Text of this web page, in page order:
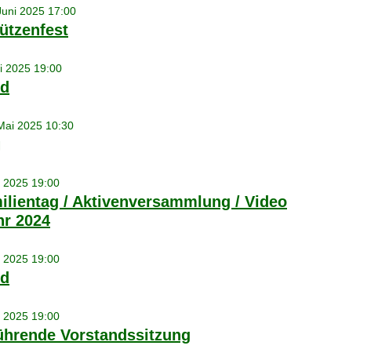
2025 17:00
2025 19:00
2025 10:30
2025 19:00
/ Aktivenversammlung / Video
2024
2025 19:00
2025 19:00
Vorstandssitzung